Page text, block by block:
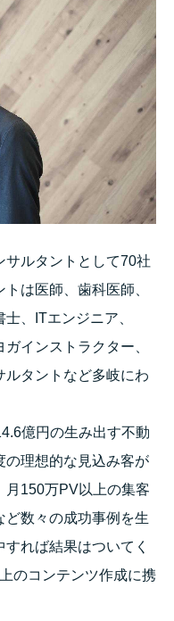
サルタントとして70社
は医師、歯科医師、
、ITエンジニア、
インストラクター、
ルタントなど多岐にわ
億円の生み出す不動
の理想的な見込み客が
月150万PV以上の集客
ど数々の成功事例を生
れば結果はついてく
のコンテンツ作成に携